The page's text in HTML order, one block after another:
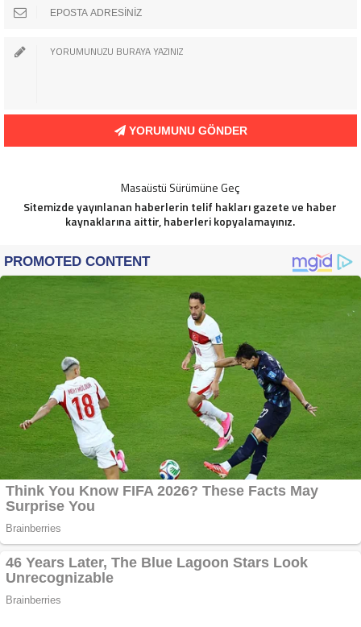
YORUMUNU GÖNDER
Masaüstü Sürümüne Geç
Sitemizde yayınlanan haberlerin telif hakları gazete ve haber
kaynaklarına aittir, haberleri kopyalamayınız.